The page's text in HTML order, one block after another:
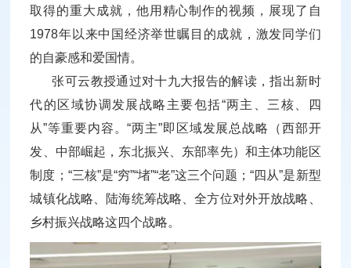
取得的重大成就，他用精心制作的视频，展现了自
1978年以来中国经济举世瞩目的成就，激发同学们
的自豪感和爱国情。
张可云教授通过对十九大报告的解读，指出新时
代的区域协调发展战略主要包括“两主、三核、四
从”等重要内容。“两主”即区域发展总战略（西部开
发、中部崛起，东北振兴、东部率先）和主体功能区
制度；“三核”是“穷”“堵”“老”这三个问题；“四从”是新型
城镇化战略、陆海统筹战略、全方位对外开放战略、
乡村振兴战略这四个战略。